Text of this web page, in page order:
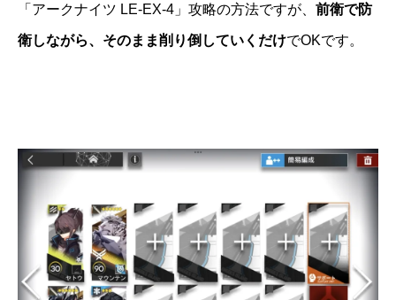
「アークナイツ LE-EX-4」攻略の方法ですが、 前衛で防
衛しながら、そのまま削り倒していくだけでOKです。